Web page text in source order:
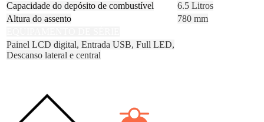
Capacidade do depósito de combustível
6.5 Litros
Altura do assento
780 mm
Painel LCD digital, Entrada USB, Full LED,
Descanso lateral e central